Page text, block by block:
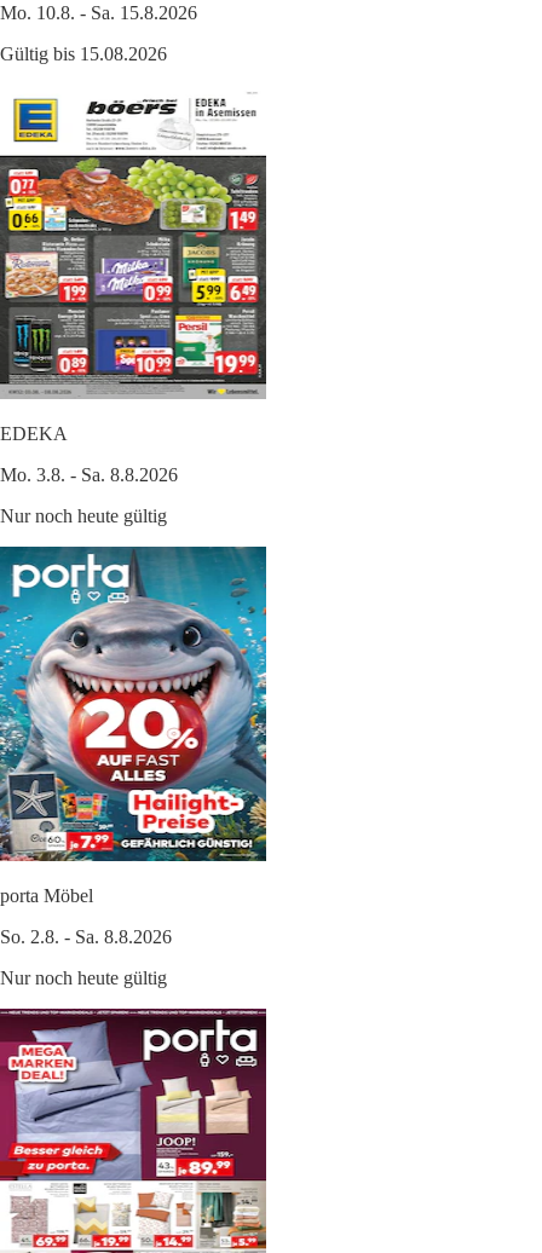
Mo. 10.8. - Sa. 15.8.2026
Gültig bis 15.08.2026
EDEKA
Mo. 3.8. - Sa. 8.8.2026
Nur noch heute gültig
porta Möbel
So. 2.8. - Sa. 8.8.2026
Nur noch heute gültig